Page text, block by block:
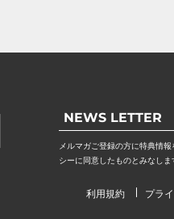
NEWS LETTER
メルマガご登録の方に特典情
シーに同意したものとみなしま
利用規約 プラ